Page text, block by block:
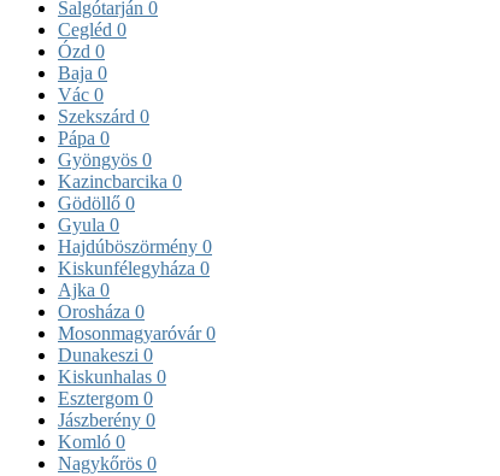
Salgótarján 0
Cegléd 0
Ózd 0
Baja 0
Vác 0
Szekszárd 0
Pápa 0
Gyöngyös 0
Kazincbarcika 0
Gödöllő 0
Gyula 0
Hajdúböszörmény 0
Kiskunfélegyháza 0
Ajka 0
Orosháza 0
Mosonmagyaróvár0
Dunakeszi 0
Kiskunhalas 0
Esztergom 0
Jászberény 0
Komló 0
Nagykőrös 0